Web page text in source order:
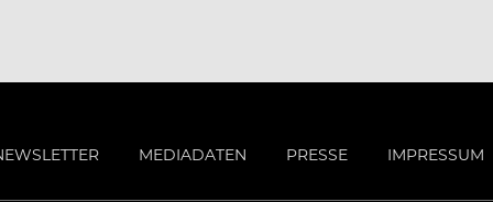
MEDIADATEN PRESSE IMPRESSUM